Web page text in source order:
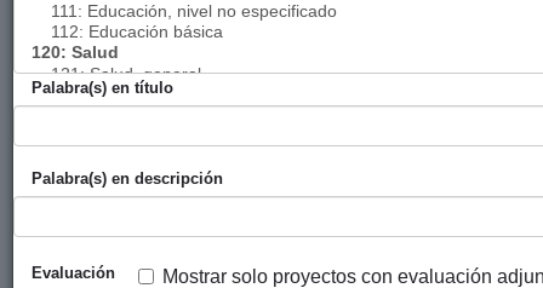
Palabra(s) en título
Palabra(s) en descripción
Evaluación Mostrar solo proyectos con evaluación
género
Salud inclusiva
e integración
social de las
Gipuzkoa
Soberanía
través de un
modelo
Diputación
Gipuzkoa